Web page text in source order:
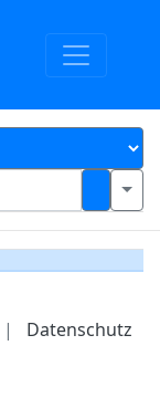
| Datenschutz